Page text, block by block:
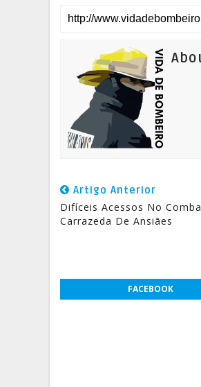
Artigo Anterior
Difíceis Acessos No
Carrazeda De Ansiães
FACEBOOK